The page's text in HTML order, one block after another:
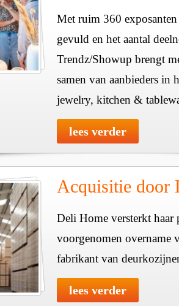
Met ruim 360
gevuld en het aantal
Trendz/Showup brengt
samen van aanbieders in
jewelry, kitchen &
lees verder
Acquisitie door
Deli Home versterkt haar
voorgenomen overname
fabrikant van
lees verder